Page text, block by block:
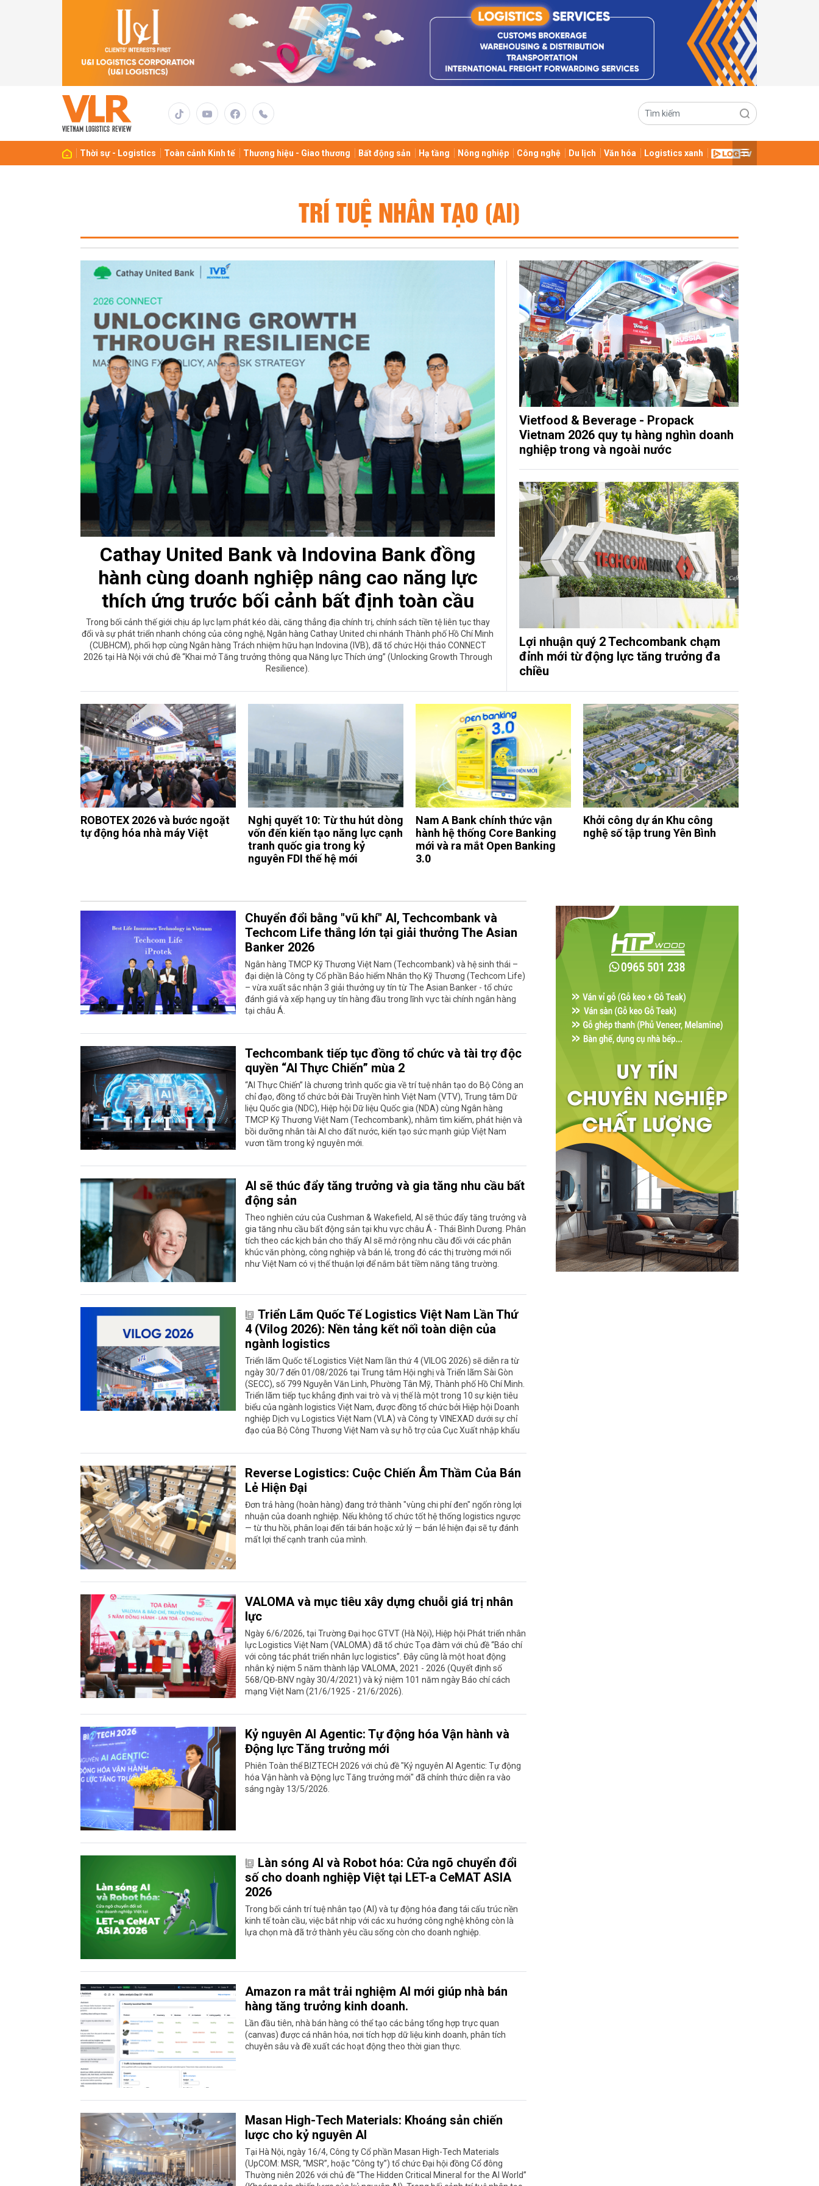
Thời sự - Logistics Toàn cảnh Kinh tế Thương hiệu - Giao thương Bất động sản Hạ tầng Nông nghiệp Công nghệ Du lịch Văn hóa Logistics xanh
TRÍ TUỆ NHÂN TẠO (AI)
Cathay United Bank và Indovina Bank đồng
hành cùng doanh nghiệp nâng cao năng lực
thích ứng trước bối cảnh bất định toàn cầu
Trong bối cảnh thế giới chịu áp lực lạm phát kéo dài, căng thẳng địa chính trị, chính sách tiền tệ liên tục thay
đổi và sự phát triển nhanh chóng của công nghệ, Ngân hàng Cathay United chi nhánh Thành phố Hồ Chí Minh
(CUBHCM), phối hợp cùng Ngân hàng Trách nhiệm hữu hạn Indovina (IVB), đã tổ chức Hội thảo CONNECT
2026 tại Hà Nội với chủ đề “Khai mở Tăng trưởng thông qua Năng lực Thích ứng” (Unlocking Growth Through
Resilience).
Vietfood & Beverage - Propack
Vietnam 2026 quy tụ hàng nghìn doanh
nghiệp trong và ngoài nước
Lợi nhuận quý 2 Techcombank chạm
đỉnh mới từ động lực tăng trưởng đa
chiều
ROBOTEX 2026 và bước ngoặt
tự động hóa nhà máy Việt
Nghị quyết 10: Từ thu hút dòng
vốn đến kiến tạo năng lực cạnh
tranh quốc gia trong kỷ
nguyên FDI thế hệ mới
Nam A Bank chính thức vận
hành hệ thống Core Banking
mới và ra mắt Open Banking
3.0
Khởi công dự án Khu công
nghệ số tập trung Yên Bình
Chuyển đổi bằng "vũ khí" AI, Techcombank và
Techcom Life thắng lớn tại giải thưởng The Asian
Banker 2026
Ngân hàng TMCP Kỹ Thương Việt Nam (Techcombank) và hệ sinh thái –
đại diện là Công ty Cổ phần Bảo hiểm Nhân thọ Kỹ Thương (Techcom Life)
– vừa xuất sắc nhận 3 giải thưởng uy tín từ The Asian Banker - tổ chức
đánh giá và xếp hạng uy tín hàng đầu trong lĩnh vực tài chính ngân hàng
tại châu Á.
Techcombank tiếp tục đồng tổ chức và tài trợ độc
quyền “AI Thực Chiến” mùa 2
“AI Thực Chiến” là chương trình quốc gia về trí tuệ nhân tạo do Bộ Công an
chỉ đạo, đồng tổ chức bởi Đài Truyền hình Việt Nam (VTV), Trung tâm Dữ
liệu Quốc gia (NDC), Hiệp hội Dữ liệu Quốc gia (NDA) cùng Ngân hàng
TMCP Kỹ Thương Việt Nam (Techcombank), nhằm tìm kiếm, phát hiện và
bồi dưỡng nhân tài AI cho đất nước, kiến tạo sức mạnh giúp Việt Nam
vươn tầm trong kỷ nguyên mới.
AI sẽ thúc đẩy tăng trưởng và gia tăng nhu cầu bất
động sản
Theo nghiên cứu của Cushman & Wakefield, AI sẽ thúc đẩy tăng trưởng và
gia tăng nhu cầu bất động sản tại khu vực châu Á - Thái Bình Dương. Phân
tích theo các kịch bản cho thấy AI sẽ mở rộng nhu cầu đối với các phân
khúc văn phòng, công nghiệp và bán lẻ, trong đó các thị trường mới nổi
như Việt Nam có vị thế thuận lợi để nắm bắt tiềm năng tăng trường.
Triển Lãm Quốc Tế Logistics Việt Nam Lần Thứ
4 (Vilog 2026): Nền tảng kết nối toàn diện của
ngành logistics
Triển lãm Quốc tế Logistics Việt Nam lần thứ 4 (VILOG 2026) sẽ diễn ra từ
ngày 30/7 đến 01/08/2026 tại Trung tâm Hội nghị và Triển lãm Sài Gòn
(SECC), số 799 Nguyễn Văn Linh, Phường Tân Mỹ, Thành phố Hồ Chí Minh.
Triển lãm tiếp tục khẳng định vai trò và vị thế là một trong 10 sự kiện tiêu
biểu của ngành logistics Việt Nam, được đồng tổ chức bởi Hiệp hội Doanh
nghiệp Dịch vụ Logistics Việt Nam (VLA) và Công ty VINEXAD dưới sự chỉ
đạo của Bộ Công Thương Việt Nam và sự hỗ trợ của Cục Xuất nhập khẩu
Reverse Logistics: Cuộc Chiến Âm Thầm Của Bán
Lẻ Hiện Đại
Đơn trả hàng (hoàn hàng) đang trở thành "vùng chi phí đen" ngốn ròng lợi
nhuận của doanh nghiệp. Nếu không tổ chức tốt hệ thống logistics ngược
— từ thu hồi, phân loại đến tái bán hoặc xử lý — bán lẻ hiện đại sẽ tự đánh
mất lợi thế cạnh tranh của mình.
VALOMA và mục tiêu xây dựng chuỗi giá trị nhân
lực
Ngày 6/6/2026, tại Trường Đại học GTVT (Hà Nội), Hiệp hội Phát triển nhân
lực Logistics Việt Nam (VALOMA) đã tổ chức Tọa đàm với chủ đề “Báo chí
với công tác phát triển nhân lực logistics”. Đây cũng là một hoat động
nhân kỷ niệm 5 năm thành lập VALOMA, 2021 - 2026 (Quyết định số
568/QĐ-BNV ngày 30/4/2021) và kỷ niệm 101 năm ngày Báo chí cách
mạng Việt Nam (21/6/1925 - 21/6/2026).
Kỷ nguyên AI Agentic: Tự động hóa Vận hành và
Động lực Tăng trưởng mới
Phiên Toàn thể BIZTECH 2026 với chủ đề "Kỷ nguyên AI Agentic: Tự động
hóa Vận hành và Động lực Tăng trưởng mới" đã chính thức diễn ra vào
sáng ngày 13/5/2026.
Làn sóng AI và Robot hóa: Cửa ngõ chuyển đổi
số cho doanh nghiệp Việt tại LET-a CeMAT ASIA
2026
Trong bối cảnh trí tuệ nhân tạo (AI) và tự động hóa đang tái cấu trúc nền
kinh tế toàn cầu, việc bắt nhịp với các xu hướng công nghệ không còn là
lựa chọn mà đã trở thành yêu cầu sống còn cho doanh nghiệp.
Amazon ra mắt trải nghiệm AI mới giúp nhà bán
hàng tăng trưởng kinh doanh.
Lần đầu tiên, nhà bán hàng có thể tạo các bảng tổng hợp trực quan
(canvas) được cá nhân hóa, nơi tích hợp dữ liệu kinh doanh, phân tích
chuyên sâu và đề xuất các hoạt động theo thời gian thực.
Masan High-Tech Materials: Khoáng sản chiến
lược cho kỷ nguyên AI
Tại Hà Nội, ngày 16/4, Công ty Cổ phần Masan High-Tech Materials
(UpCOM: MSR, “MSR”, hoặc “Công ty”) tổ chức Đại hội đồng Cổ đông
Thường niên 2026 với chủ đề “The Hidden Critical Mineral for the AI World”